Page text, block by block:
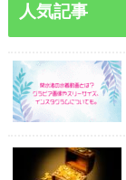
人気記事